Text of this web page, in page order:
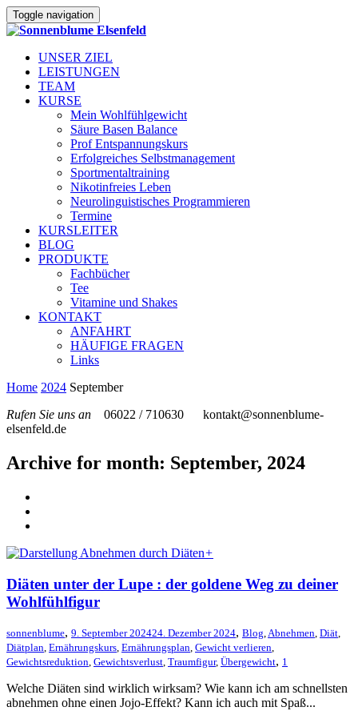
Toggle navigation
UNSER ZIEL
LEISTUNGEN
TEAM
KURSE
Mein Wohlfühlgewicht
Säure Basen Balance
Prof Entspannungskurs
Erfolgreiches Selbstmanagement
Sportmentaltraining
Nikotinfreies Leben
Neurolinguistisches Programmieren
Termine
KURSLEITER
BLOG
PRODUKTE
Fachbücher
Tee
Vitamine und Shakes
KONTAKT
ANFAHRT
HÄUFIGE FRAGEN
Links
Home 2024 September
Rufen Sie uns an
06022 / 710630
kontakt@sonnenblume-
elsenfeld.de
Archive for month: September, 2024
+
Diäten unter der Lupe : der goldene Weg zu deiner
Wohlfühlfigur
sonnenblume, 9. September 202424. Dezember 2024, Blog,Abnehmen, Diät,
Diätplan, Ernährungskurs, Ernährungsplan, Gewicht verlieren,
Gewichtsreduktion, Gewichtsverlust, Traumfigur, Übergewicht, 1
Welche Diäten sind wirklich wirksam? Wie kann ich am schnellsten
abnehmen ohne einen Jojo-Effekt? Kann ich auch mit Spaß...